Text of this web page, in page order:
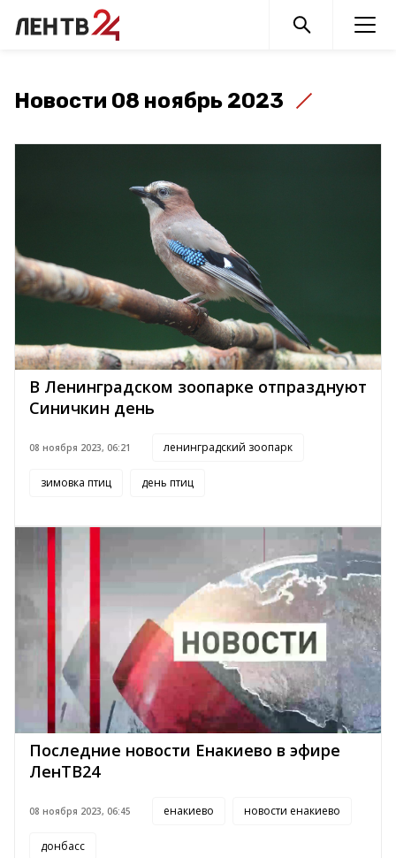
Новости 08 ноябрь 2023
В Ленинградском зоопарке отпразднуют
Синичкин день
08 ноября 2023, 06:21 ленинградский зоопарк
зимовка птиц день птиц
Последние новости Енакиево в эфире
ЛенТВ24
08 ноября 2023, 06:45 енакиево новости енакиево
донбасс